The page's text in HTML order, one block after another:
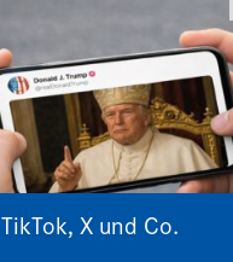
TikTok, X und Co.